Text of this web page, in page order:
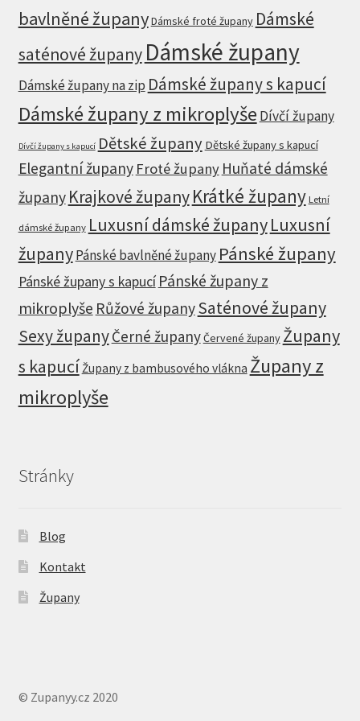
bavlněné županyDámské froté župany Dámské
saténové župany Dámské župany
Dámské župany na zip Dámské župany s kapucí
Dámské župany z mikroplyše Dívčí župany
Dívčí župany s kapucí Dětské župany Dětské župany s kapucí
Elegantní župany Froté župany Huňaté dámské
župany Krajkové županyKrátké župany Letní
dámské župany Luxusní dámské županyLuxusní
županyPánské bavlněné župany Pánské župany
Pánské župany s kapucí Pánské župany z
mikroplyše Růžové županySaténové župany
Sexy županyČerné županyČervené župany Župany
s kapucíŽupany z bambusového vlákna Župany z
mikroplyše
Stránky
Blog
Kontakt
Župany
© Zupanyy.cz 2020